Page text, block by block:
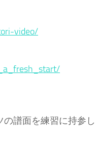
video/
譜面を練習に持参し